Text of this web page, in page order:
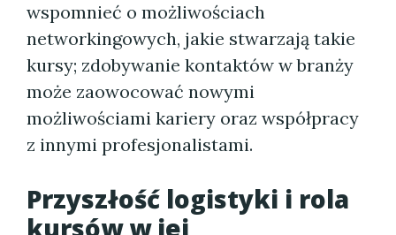
wspomnieć o możliwościach
networkingowych, jakie stwarzają takie
kursy; zdobywanie kontaktów w branży
może zaowocować nowymi
możliwościami kariery oraz współpracy
z innymi profesjonalistami.
Przyszłość logistyki i rola
kursów w jej